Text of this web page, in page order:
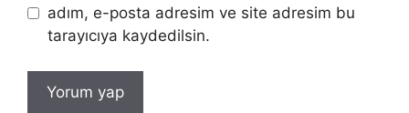
adım, e-posta adresim ve site adresim bu
tarayıcıya kaydedilsin.